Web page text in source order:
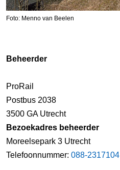
Foto: Menno van Beelen
Beheerder
ProRail
Postbus 2038
3500 GA Utrecht
Bezoekadres beheerder
Moreelsepark 3 Utrecht
Telefoonnummer: 088-2317104